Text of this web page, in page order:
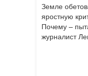
Земле
яростную
Почему –
журналист